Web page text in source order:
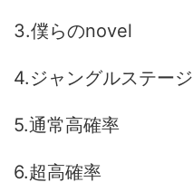
3.僕らのnovel
4.ジャングルステージ
5.通常高確率
6.超高確率